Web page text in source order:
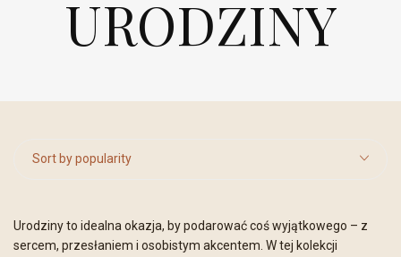
URODZINY
Sort by popularity
Urodziny to idealna okazja, by podarować coś wyjątkowego – z
sercem, przesłaniem i osobistym akcentem. W tej kolekcji